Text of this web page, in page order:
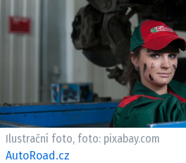
ZAJÍMAVOSTI
TECHNIKA
EKONOMIKA
ČESKÝ TRH
TUNING
PROFI
ELEKTRO
Ilustrační foto, foto: pixabay.com
AutoRoad.cz